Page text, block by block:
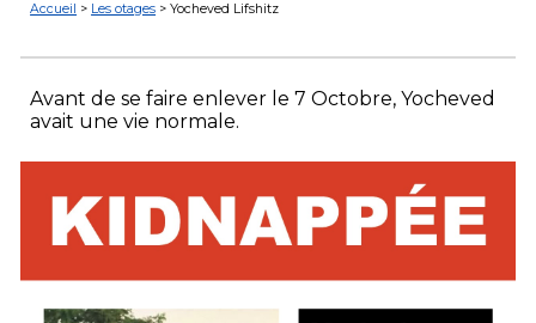
Accueil > Les otages >Yocheved Lifshitz
Avant de se faire enlever le 7 Octobre,Yocheved
avait une vie normale.